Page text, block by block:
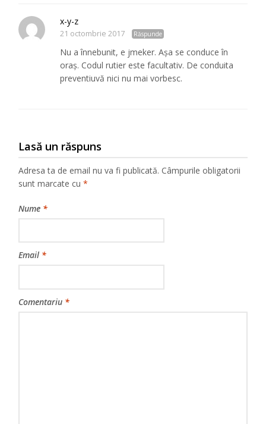
x-y-z
21 octombrie 2017 Răspunde
Nu a înnebunit, e jmeker. Așa se conduce în
oraș. Codul rutier este facultativ. De conduita
preventiuvă nici nu mai vorbesc.
Lasă un răspuns
Adresa ta de email nu va fi publicată. Câmpurile obligatorii
sunt marcate cu*
Nume *
Email *
Comentariu *